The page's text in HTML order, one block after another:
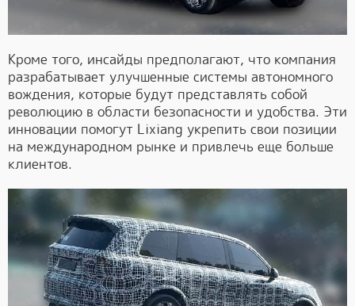
Кроме того, инсайды предполагают, что компания
разрабатывает улучшенные системы автономного
вождения, которые будут представлять собой
революцию в области безопасности и удобства. Эти
инновации помогут Lixiang укрепить свои позиции
на международном рынке и привлечь еще больше
клиентов.